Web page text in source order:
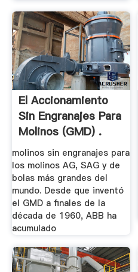
El Accionamiento
Sin Engranajes Para
Molinos (GMD) .
molinos sin engranajes para
los molinos AG, SAG y de
bolas más grandes del
mundo. Desde que inventó
el GMD a finales de la
década de 1960, ABB ha
acumulado